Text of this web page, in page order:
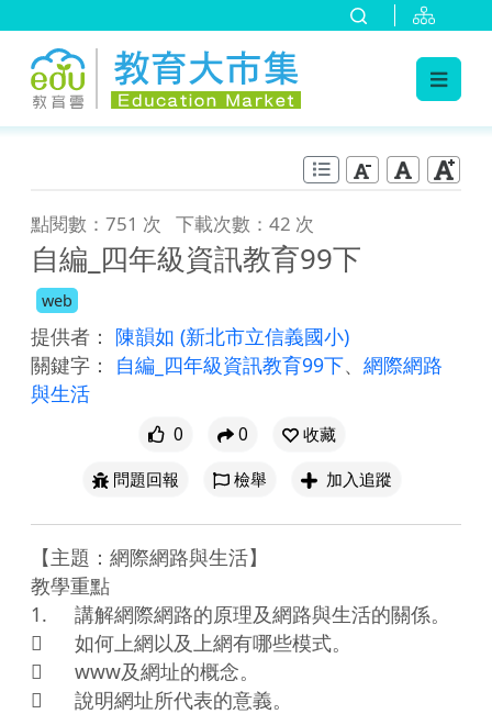
點閱數：751 次 下載次數：42 次
自編_四年級資訊教育99下
web
提供者： 陳韻如 (新北市立信義國小)
關鍵字：
自編_四年級資訊教育99下、 網際網路
與生活
0 0
收藏
問題回報
檢舉 加入追蹤
【主題：網際網路與生活】
教學重點
1.	講解網際網路的原理及網路與生活的關係。
	如何上網以及上網有哪些模式。
	www及網址的概念。
	說明網址所代表的意義。